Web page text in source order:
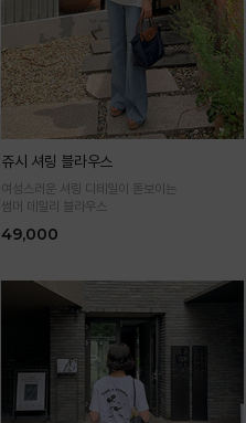
쥬시 셔링 블라우스
여성스러운 셔링 디테일이 돋보이는
썸머 데일리 블라우스
49,000